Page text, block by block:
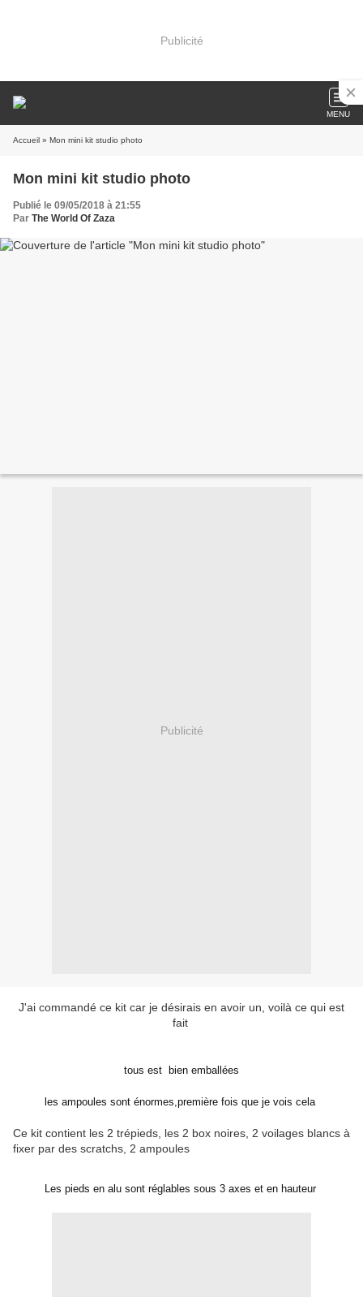
Publicité
MENU
Accueil » Mon mini kit studio photo
Mon mini kit studio photo
Publié le 09/05/2018 à 21:55
Par The World Of Zaza
Publicité
J'ai commandé ce kit car je désirais en avoir un, voilà ce qui est
fait
tous est bien emballées
les ampoules sont énormes,première fois que je vois cela
Ce kit contient les 2 trépieds, les 2 box noires, 2 voilages blancs à
fixer par des scratchs, 2 ampoules
Les pieds en alu sont réglables sous 3 axes et en hauteur